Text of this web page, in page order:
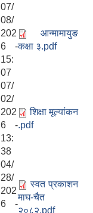
07/
08/
202
6 -
15:
07
आन्मामायुङ
कक्षा ३.pdf
07/
02/
202
6 -
13:
38
शिक्षा मूल्यांकन
.pdf
04/
28/
202
6 -
स्वत प्रकाशन
माघ-चैत
२०८२.pdf